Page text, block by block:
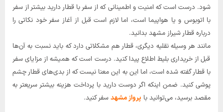
شود. درست است که امنیت و اطمینانی که از سفر با قطار دارید بیشتر از سفر
با اتوبوس و یا هواپیما است، اما لازم است قبل از آغاز سفر خود نکاتی را
درباره قطار شیراز مشهد بدانید.
مانند هر وسیله‌ نقلیه دیگری، قطار هم مشکلاتی دارد که باید نسبت به آن‌ها
قبل از خریداری بلیط اطلاع پیدا کنید. درست است که همیشه از مزایای سفر
با قطار گفته شده است، اما این به این معنا نیست که از بدی‌های قطار چشم‌
پوشی کنید. ضمن اینکه اگر دوست دارید با پرداخت هزینه بیشتر سریعتر به
مقصد برسید، می‌توانید با پرواز مشهد سفر کنید.